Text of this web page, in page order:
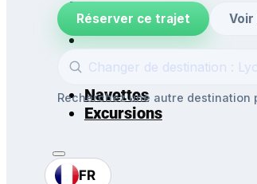
Accueil
Aéroports & Gares
Mise à disposition
Navettes
Excursions
FR
Réserver ce trajet
Recherchez une autre destination